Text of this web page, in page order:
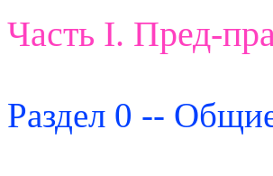
Часть I. Пред-
Раздел 0 --